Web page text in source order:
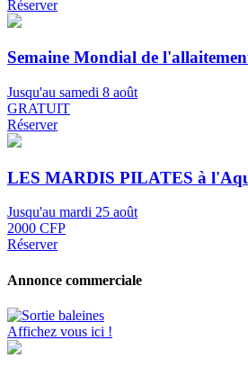
Réserver
Semaine Mondial de
Jusqu'au samedi 8 août
GRATUIT
Réserver
LES MARDIS PILATES à
Jusqu'au mardi 25 août
2000 CFP
Réserver
Annonce commerciale
Affichez vous ici !